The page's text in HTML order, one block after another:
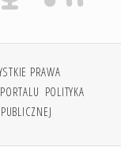
PRAWA
POLITYKA